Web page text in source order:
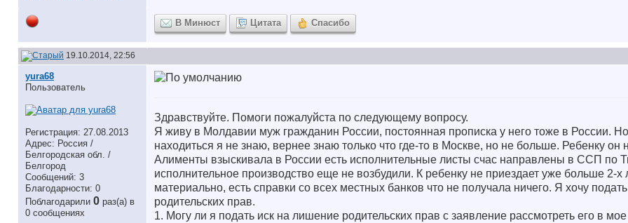
В Минюст Цитата Спасибо
19.10.2014, 22:56
yura68
Пользователь
Регистрация: 27.08.2013
Адрес: Россия /
Белгородская обл. /
Белгород
Сообщений: 3
Благодарности: 0
Поблагодарили 0 раз(а) в
0 сообщениях
Здравствуйте. Помоги пожалуйста по следующему вопросу.
Я живу в Молдавии муж гражданин России, постоянная прописка у него тоже в России. Но
находиться я не знаю, вернее знаю только что где-то в Москве, но не больше. Ребенку он
Алименты взыскивала в России есть исполнительные листы счас направлены в ССП по
исполнительное производство еще не возбудили. К ребенку не приездает уже больше 2-х
материально, есть справки со всех местных банков что не получала ничего. Я хочу
родительских прав.
1. Могу ли я подать иск на лишение родительских прав с заявление рассмотреть его в мое